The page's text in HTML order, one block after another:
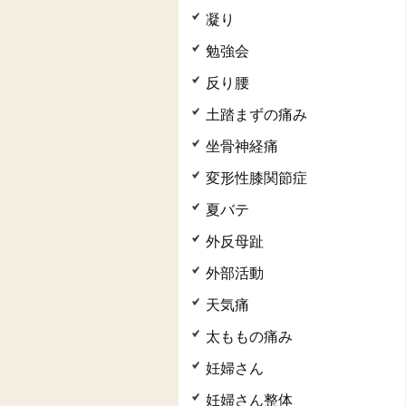
凝り
勉強会
反り腰
土踏まずの痛み
坐骨神経痛
変形性膝関節症
夏バテ
外反母趾
外部活動
天気痛
太ももの痛み
妊婦さん
妊婦さん整体